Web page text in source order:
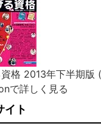
格 2013年下半期版
で詳しく見る
イト